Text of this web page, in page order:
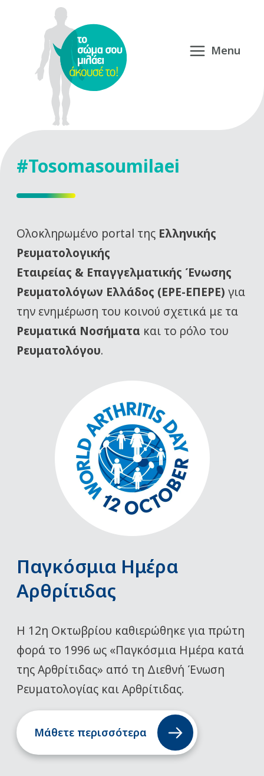
#Tosomasoumilaei
Oλοκληρωμένο portal της Ελληνικής
Ρευματολογικής
Εταιρείας & Επαγγελματικής Ένωσης
Ρευματολόγων Ελλάδος (ΕΡΕ-ΕΠΕΡΕ) για
την ενημέρωση του κοινού σχετικά με τα
Ρευματικά Νοσήματα και το ρόλο του
Ρευματολόγου.
Παγκόσμια Ημέρα
Αρθρίτιδας
Η 12η Οκτωβρίου καθιερώθηκε για πρώτη
φορά το 1996 ως «Παγκόσμια Ημέρα κατά
της Αρθρίτιδας» από τη Διεθνή Ένωση
Ρευματολογίας και Αρθρίτιδας.
Μάθετε περισσότερα